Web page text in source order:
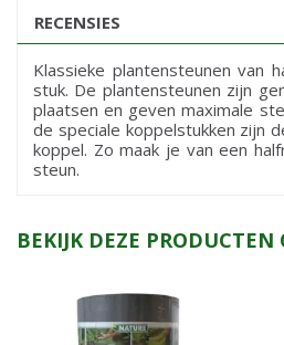
RECENSIES
Klassieke plantensteunen van
stuk. De plantensteunen zijn
plaatsen en geven maximale
de speciale koppelstukken zijn
koppel. Zo maak je van een
steun.
BEKIJK DEZE PRODUCTEN